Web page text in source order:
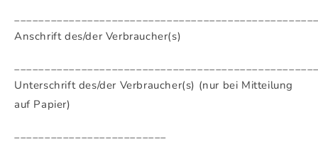
Anschrift des/der Verbraucher(s)
Unterschrift des/der Verbraucher(s) (nur bei Mitteilung
auf Papier)
_________________________